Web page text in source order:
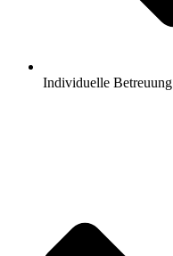
Individuelle Betreuung